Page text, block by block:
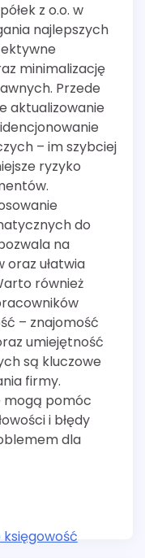
z o.o. w
najlepszych
minimalizację
Przede
aktualizowanie
– im szybciej
ryzyko
do
na
ułatwia
również
– znajomość
umiejętność
są kluczowe
firmy.
mogą pomóc
i błędy
dla
księgowość